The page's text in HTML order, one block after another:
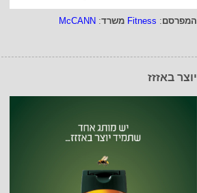
המפרסם:
Fitness משרד:
McCANN
יוצר באזזז